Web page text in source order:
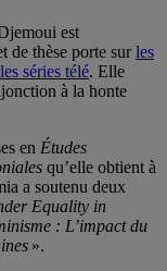
est
de thèse porte surles
séries télé. Elle
à la honte
en Études
qu’elle obtient à
a soutenu deux
Equality in
: L’impact du
».